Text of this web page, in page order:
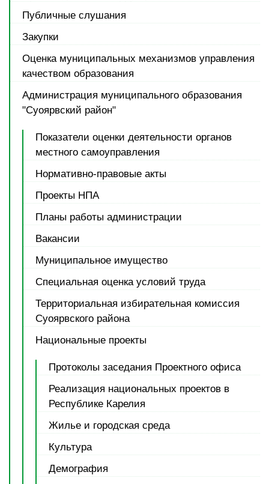
Публичные слушания
Закупки
Оценка муниципальных механизмов управления
качеством образования
Администрация муниципального образования
"Суоярвский район"
Показатели оценки деятельности органов
местного самоуправления
Нормативно-правовые акты
Проекты НПА
Планы работы администрации
Вакансии
Муниципальное имущество
Специальная оценка условий труда
Территориальная избирательная комиссия
Суоярвского района
Национальные проекты
Протоколы заседания Проектного офиса
Реализация национальных проектов в
Республике Карелия
Жилье и городская среда
Культура
Демография